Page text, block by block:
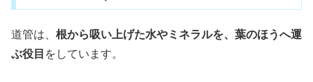
道管は、 根から吸い上げた水やミネラルを、葉のほうへ運
ぶ役目 をしています。